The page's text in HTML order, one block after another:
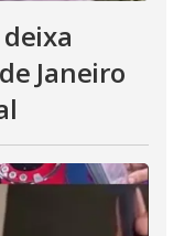
Janeiro